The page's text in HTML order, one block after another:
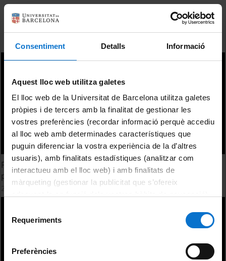
Consentiment Detalls Informació
Aquest lloc web utilitza galetes
El lloc web de la Universitat de Barcelona utilitza galetes
pròpies i de tercers amb la finalitat de gestionar les
vostres preferències (recordar informació perquè accediu
al lloc web amb determinades característiques que
puguin diferenciar la vostra experiència de la d’altres
usuaris), amb finalitats estadístiques (analitzar com
interactueu amb el lloc web) i amb finalitats de
màrqueting (gestionar la publicitat que s’ofereix
consultar laPolítica de galetes del lloc web de la
Requeriments
Preferències
Ordenar
Planificació educativa, formació inicial i incorporació a la
professió docent
24 febrer, 2015